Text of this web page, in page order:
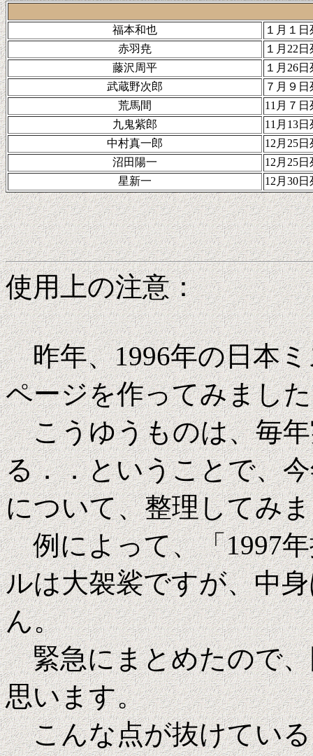
福本和也
１月１日
赤羽尭
１月22
藤沢周平
１月26
武蔵野次郎
７月９日
荒馬間
11月７日
九鬼紫郎
11月13日
中村真一郎
12月25日
沼田陽一
12月25日
星新一
12月30日
使用上の注意：
昨年、1996年の日本ミ
ページを作ってみまし
こうゆうものは、毎年
る．．ということで、
について、整理してみ
例によって、「1997年
ルは大袈裟ですが、中
ん。
緊急にまとめたので、
思います。
こんな点が抜けている